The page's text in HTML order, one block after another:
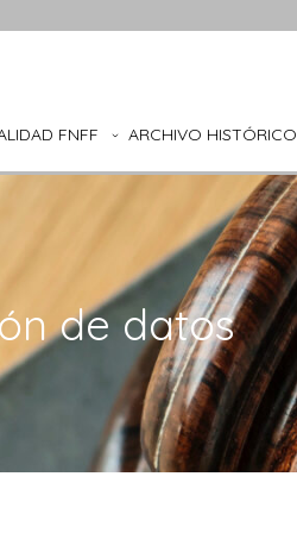
FNFF ARCHIVO HISTÓRICO
de datos